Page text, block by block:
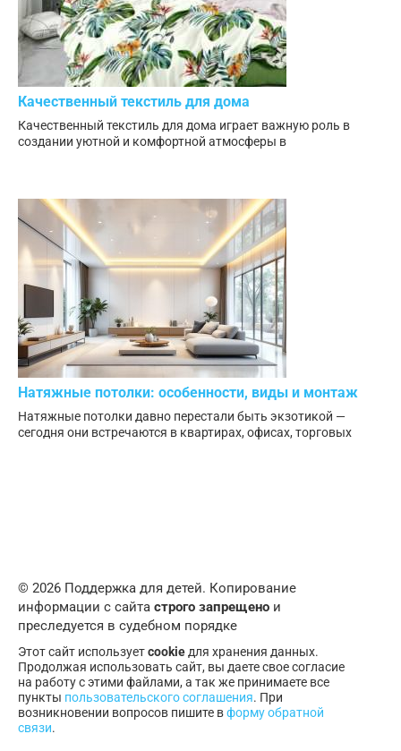
Качественный текстиль для дома
Качественный текстиль для дома играет важную роль в
создании уютной и комфортной атмосферы в
Натяжные потолки: особенности, виды и монтаж
Натяжные потолки давно перестали быть экзотикой —
сегодня они встречаются в квартирах, офисах, торговых
© 2026 Поддержка для детей. Копирование
информации с сайта строго запрещено и
преследуется в судебном порядке
Этот сайт используетcookie для хранения данных.
Продолжая использовать сайт, вы даете свое согласие
на работу с этими файлами, а так же принимаете все
пункты пользовательского соглашения. При
возникновении вопросов пишите вформу обратной
связи.